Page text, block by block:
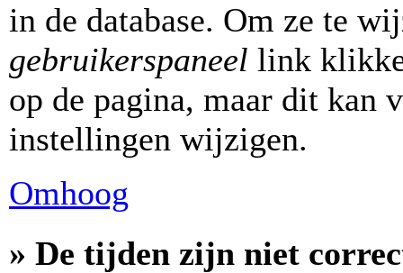
in de database. Om ze te
gebruikerspaneel link
op de pagina, maar dit kan
instellingen wijzigen.
Omhoog
» De tijden zijn niet